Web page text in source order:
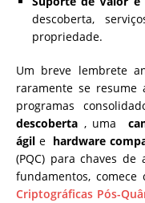
descoberta,
propriedade.
Um breve lembrete
raramente se
programas
descoberta , uma
ágil e hardware
(PQC) para chaves
fundamentos,
Criptográficas Pós-